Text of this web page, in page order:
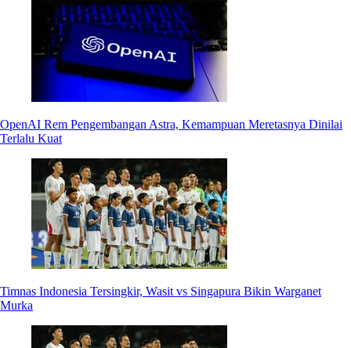
OpenAI Rem Pengembangan Astra, Kemampuan Meretasnya Dinilai
Terlalu Kuat
Timnas Indonesia Tersingkir, Wasit vs Singapura Bikin Warganet
Murka